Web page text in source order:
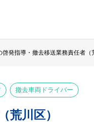
発指導・撤去移送業務責任者（
撤去車両ドライバー
荒川区）